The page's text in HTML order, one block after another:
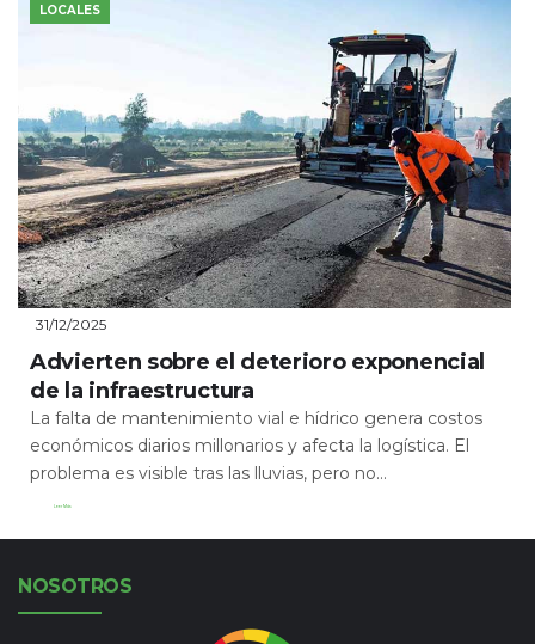
LOCALES
31/12/2025
Advierten sobre el deterioro exponencial
de la infraestructura
La falta de mantenimiento vial e hídrico genera costos
económicos diarios millonarios y afecta la logística. El
problema es visible tras las lluvias, pero no...
Leer Más
NOSOTROS